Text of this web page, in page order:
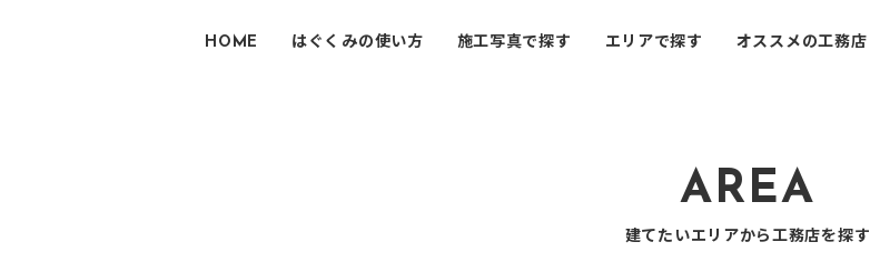
HOME はぐくみの使い方 施工写真で探す エリアで探す オススメの工務店
AREA
建てたいエリアから工務店を探す